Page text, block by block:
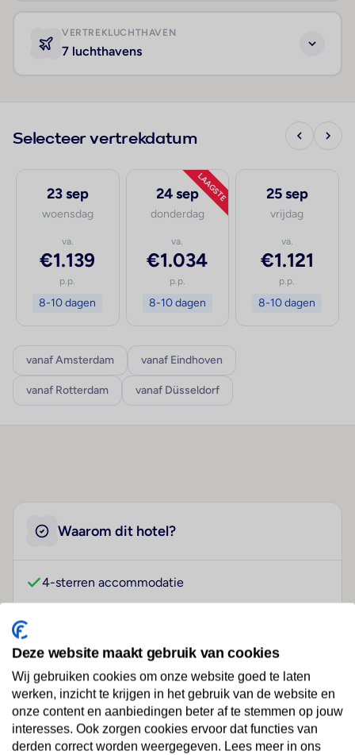
VERTREKLUCHTHAVEN
7 luchthavens
Selecteer vertrekdatum
23 sep
woensdag
va.
€1.139
p.p.
8-10 dagen
LAAGSTE
24 sep
donderdag
va.
€1.034
p.p.
8-10 dagen
25 sep
vrijdag
va.
€1.121
p.p.
8-10 dagen
vanaf Amsterdam vanaf Eindhoven
vanaf Rotterdam vanaf Düsseldorf
Waarom dit hotel?
4-sterren accommodatie
Faciliteiten
Geen faciliteiten beschikbaar
Deze website maakt gebruik van cookies
Wij gebruiken cookies om onze website goed te laten
werken, inzicht te krijgen in het gebruik van de website en
onze content en aanbiedingen beter af te stemmen op jouw
interesses. Ook zorgen cookies ervoor dat functies van
derden correct worden weergegeven. Lees meer in ons